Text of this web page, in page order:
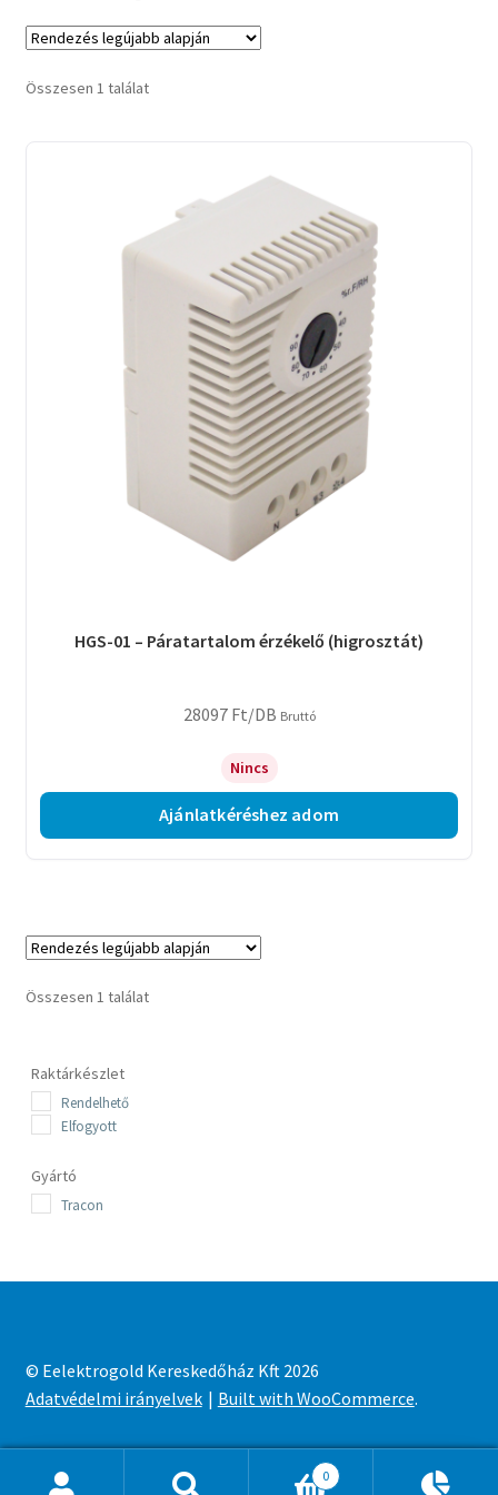
Összesen 1 találat
HGS-01 – Páratartalom érzékelő (higrosztát)
28097 Ft/DB Bruttó
Nincs
Ajánlatkéréshez adom
Összesen 1 találat
Raktárkészlet
Rendelhető
Elfogyott
Gyártó
Tracon
© Eelektrogold Kereskedőház Kft 2026
Adatvédelmi irányelvek
Built with WooCommerce.
0
Ajánlatkosár 0